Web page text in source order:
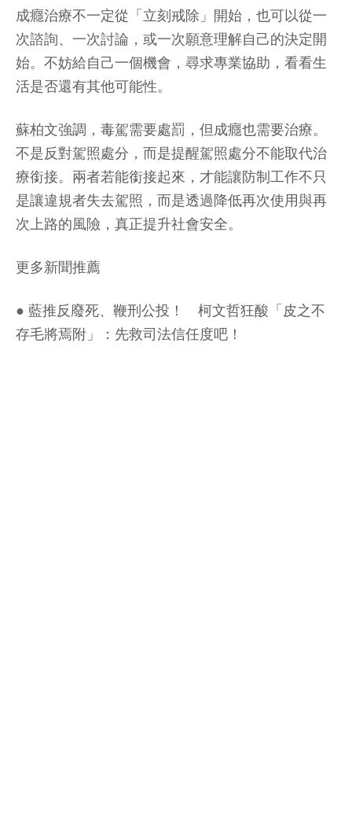
成癮治療不一定從「立刻戒除」開始，也可以從一
次諮詢、一次討論，或一次願意理解自己的決定開
始。不妨給自己一個機會，尋求專業協助，看看生
活是否還有其他可能性。
蘇柏文強調，毒駕需要處罰，但成癮也需要治療。
不是反對駕照處分，而是提醒駕照處分不能取代治
療銜接。兩者若能銜接起來，才能讓防制工作不只
是讓違規者失去駕照，而是透過降低再次使用與再
次上路的風險，真正提升社會安全。
更多新聞推薦
● 藍推反廢死、鞭刑公投！ 柯文哲狂酸「皮之不
存毛將焉附」：先救司法信任度吧！